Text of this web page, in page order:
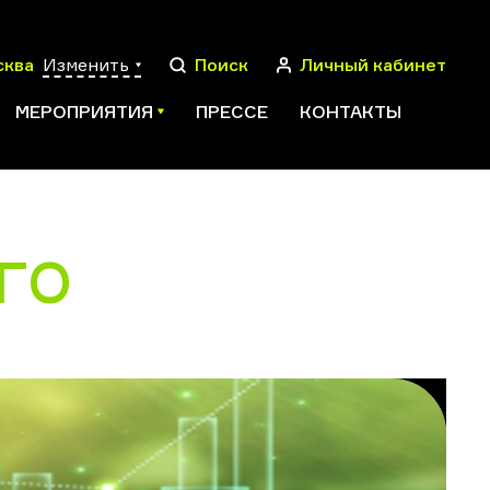
Изменить Поиск Личный кабинет
МЕРОПРИЯТИЯ ПРЕССЕ КОНТАКТЫ